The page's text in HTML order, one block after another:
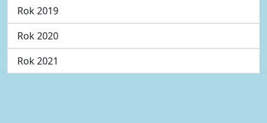
Rok 2019
Rok 2020
Rok 2021